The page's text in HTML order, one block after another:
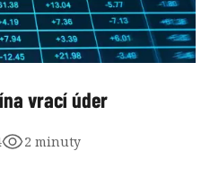
vrací úder
2 minuty